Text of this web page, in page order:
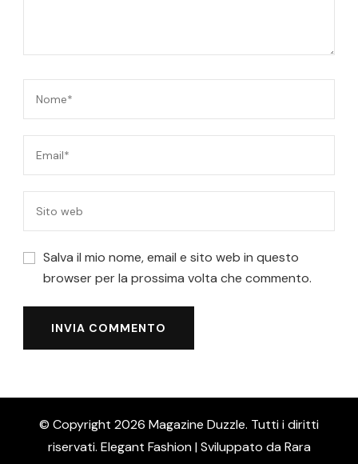
Salva il mio nome, email e sito web in questo
browser per la prossima volta che commento.
© Copyright 2026 Magazine Duzzle. Tutti i diritti
riservati. Elegant Fashion | Sviluppato daRara